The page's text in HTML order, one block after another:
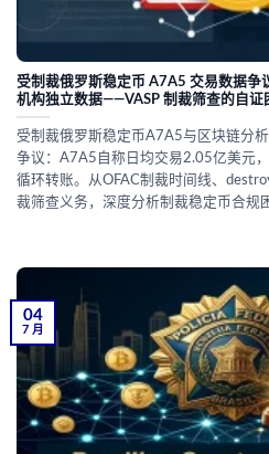
受制裁俄罗斯稳定币 A7A5 交易数据争
机构独立数据——VASP 制裁筛查的自证
受制裁俄罗斯稳定币A7A5与区块链分
争议：A7A5自称日均交易2.05亿美元
循环转账。从OFAC制裁时间线、
裁筛查义务，深度分析制裁稳定币合规
04
7 月